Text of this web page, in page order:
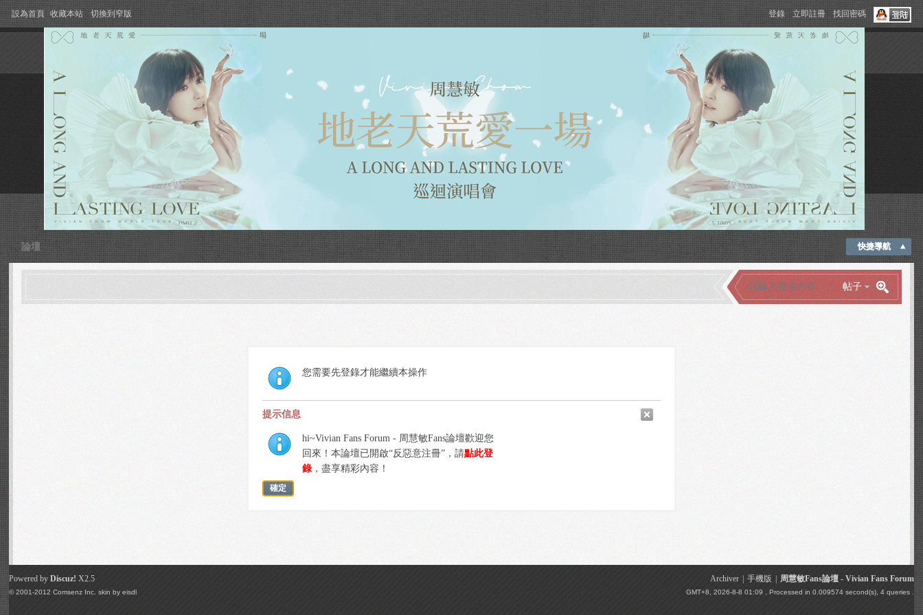
設為首頁 收藏本站 切換到窄版 登錄 立即註冊 找回密碼
快捷導航
論壇
帖子
您需要先登錄才能繼續本操作
提示信息
hi~Vivian Fans Forum - 周慧敏Fans論壇歡迎您
回來！本論壇已開啟“反惡意注冊”，請點此登
錄，盡享精彩內容！
確定
Archiver 手機版 周慧敏Fans論壇 - Vivian Fans Forum
GMT+8, 2026-8-8 01:09 , Processed in 0.009574 second(s), 4 queries .
Powered byDiscuz! X2.5
© 2001-2012Comsenz Inc. skin byeisdl